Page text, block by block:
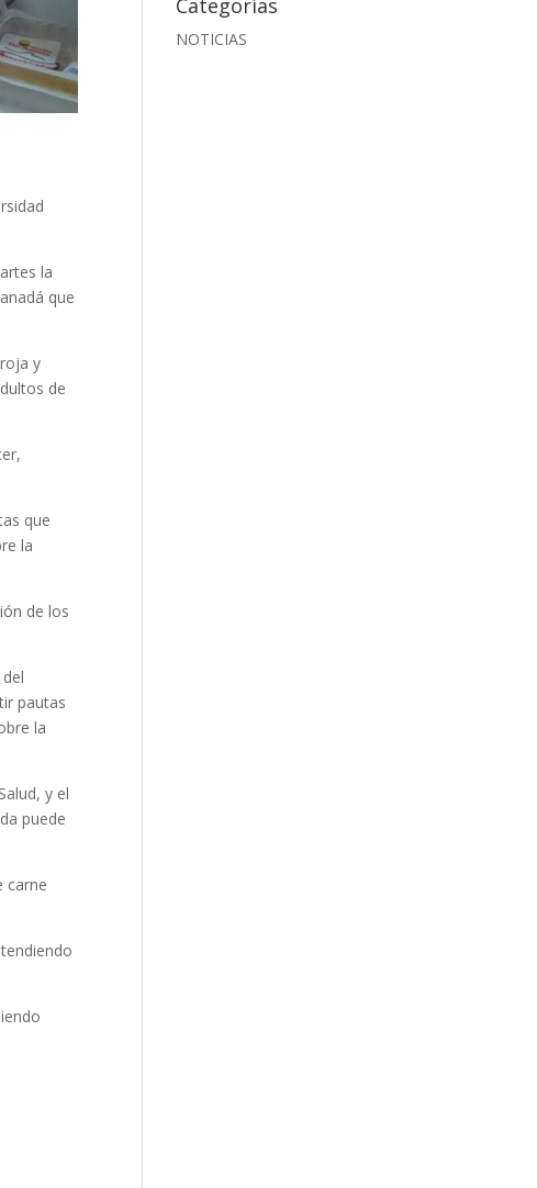
la
que
y
de
que
la
de los
pautas
la
y el
puede
carne
NOTICIAS